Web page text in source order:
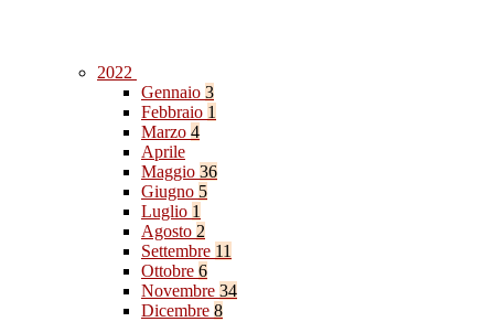
2022
Gennaio 3
Febbraio 1
Marzo 4
Aprile
Maggio 36
Giugno 5
Luglio 1
Agosto 2
Settembre 11
Ottobre 6
Novembre 34
Dicembre 8